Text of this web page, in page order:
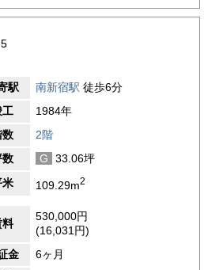
評価】 4.2
駅 南新宿駅 徒歩6分
工
1984年
数
2階
数
G
33.06坪
米
109.29m2
料
530,000円
(16,031円)
金
6ヶ月